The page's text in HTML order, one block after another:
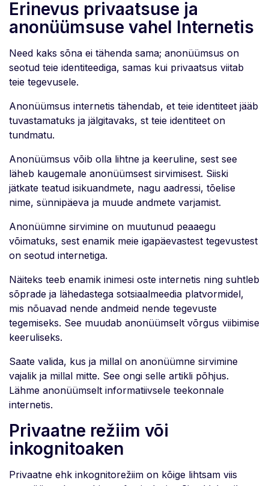
Erinevus privaatsuse ja
anonüümsuse vahel Internetis
Need kaks sõna ei tähenda sama; anonüümsus on
seotud teie identiteediga, samas kui privaatsus viitab
teie tegevusele.
Anonüümsus internetis tähendab, et teie identiteet jääb
tuvastamatuks ja jälgitavaks, st teie identiteet on
tundmatu.
Anonüümsus võib olla lihtne ja keeruline, sest see
läheb kaugemale anonüümsest sirvimisest. Siiski
jätkate teatud isikuandmete, nagu aadressi, tõelise
nime, sünnipäeva ja muude andmete varjamist.
Anonüümne sirvimine on muutunud peaaegu
võimatuks, sest enamik meie igapäevastest tegevustest
on seotud internetiga.
Näiteks teeb enamik inimesi oste internetis ning suhtleb
sõprade ja lähedastega sotsiaalmeedia platvormidel,
mis nõuavad nende andmeid nende tegevuste
tegemiseks. See muudab anonüümselt võrgus viibimise
keeruliseks.
Saate valida, kus ja millal on anonüümne sirvimine
vajalik ja millal mitte. See ongi selle artikli põhjus.
Lähme anonüümselt informatiivsele teekonnale
internetis.
Privaatne režiim või
inkognitoaken
Privaatne ehk inkognitorežiim on kõige lihtsam viis